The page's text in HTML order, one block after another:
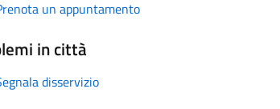
un appuntamento
in città
disservizio